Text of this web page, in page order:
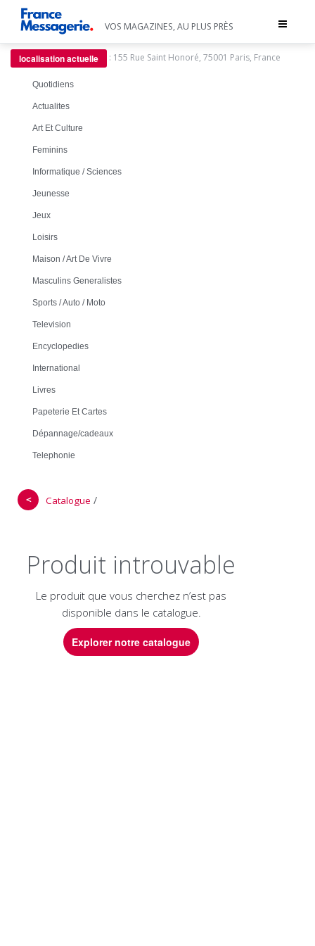
Toggle
VOS MAGAZINES, AU PLUS PRÈS
localisation actuelle : 155 Rue Saint Honoré, 75001 Paris, France
Quotidiens
Actualites
Art Et Culture
Feminins
Informatique / Sciences
Jeunesse
Jeux
Loisirs
Maison / Art De Vivre
Masculins Generalistes
Sports / Auto / Moto
Television
Encyclopedies
International
Livres
Papeterie Et Cartes
Dépannage/cadeaux
Telephonie
＜ Catalogue /
Produit introuvable
Le produit que vous cherchez n’est pas
disponible dans le catalogue.
Explorer notre catalogue